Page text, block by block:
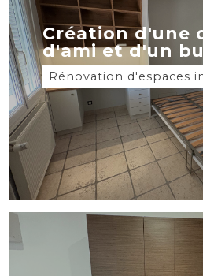
Création d'une
d'ami et d'un
Rénovation d'espaces